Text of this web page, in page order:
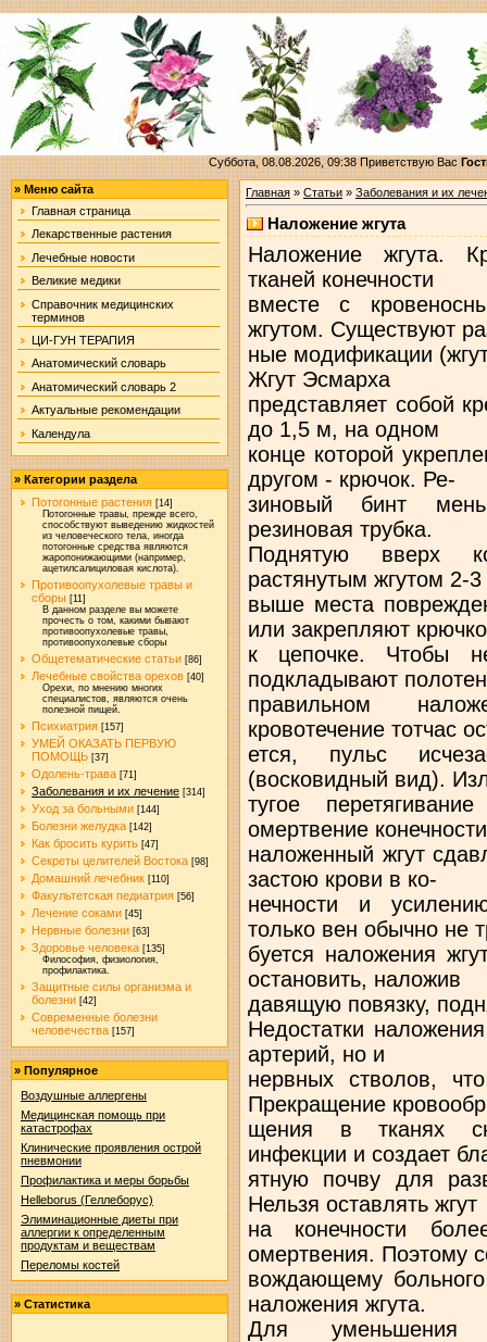
Суббота, 08.08.2026, 09:38Приветствую Вас
» Меню сайта
Главная страница
Лекарственные растения
Лечебные новости
Великие медики
Справочник медицинских
терминов
ЦИ-ГУН ТЕРАПИЯ
Анатомический словарь
Анатомический словарь 2
Актуальные рекомендации
Календула
» Категории раздела
Потогонные растения [14]
Потогонные травы, прежде всего,
способствуют выведению жидкостей
из человеческого тела, иногда
потогонные средства являются
жаропонижающими (например,
ацетилсалициловая кислота).
Противоопухолевые травы и
сборы [11]
В данном разделе вы можете
прочесть о том, какими бывают
противоопухолевые травы,
противоопухолевые сборы
Общетематические статьи [86]
Лечебные свойства орехов [40]
Орехи, по мнению многих
специалистов, являются очень
полезной пищей.
Психиатрия [157]
УМЕЙ ОКАЗАТЬ ПЕРВУЮ
ПОМОЩЬ [37]
Одолень-трава [71]
Заболевания и их лечение [314]
Уход за больными [144]
Болезни желудка [142]
Как бросить курить [47]
Секреты целителей Востока [98]
Домашний лечебник [110]
Факультетская педиатрия [56]
Лечение соками [45]
Нервные болезни [63]
Здоровье человека [135]
Философия, физиология,
профилактика.
Защитные силы организма и
болезни [42]
Современные болезни
человечества [157]
» Популярное
Воздушные аллергены
Медицинская помощь при
катастрофах
Клинические проявления острой
пневмонии
Профилактика и меры борьбы
Helleborus (Геллеборус)
Элиминационные диеты при
аллергии к определенным
продуктам и веществам
Переломы костей
» Статистика
Главная» Статьи» Заболевания и их
Наложение жгута
Наложение жгута.
тканей конечности
вместе с
жгутом. Существуют
ные модификации
Жгут Эсмарха
представляет собой
до 1,5 м, на одном
конце которой
другом - крючок. Ре-
зиновый бинт
резиновая трубка.
Поднятую вверх
растянутым жгутом 2-3
выше места
или закрепляют
к цепочке. Чтобы
подкладывают
правильном
кровотечение тотчас
ется, пульс
(восковидный вид).
тугое
омертвение
наложенный жгут
застою крови в ко-
нечности и
только вен обычно не
буется наложения
остановить, наложив
давящую повязку,
Недостатки
артерий, но и
нервных стволов,
Прекращение
щения в тканях
инфекции и создает
ятную почву для
Нельзя оставлять жгут
на конечности
омертвения. Поэтому
вождающему
наложения жгута.
Для уменьшения